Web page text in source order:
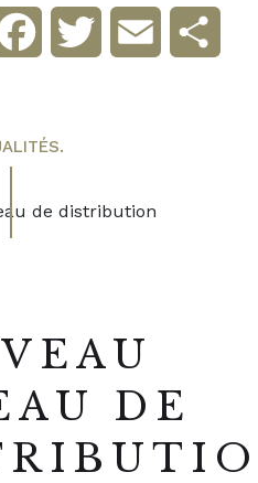
FacebookTwitter Email
DE